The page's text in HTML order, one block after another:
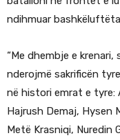
ndihmuar
“Me dhembje e
nderojmë sakrificën
në histori emrat e tyre:
Hajrush Demaj, Hysen
Metë Krasniqi, Nuredin